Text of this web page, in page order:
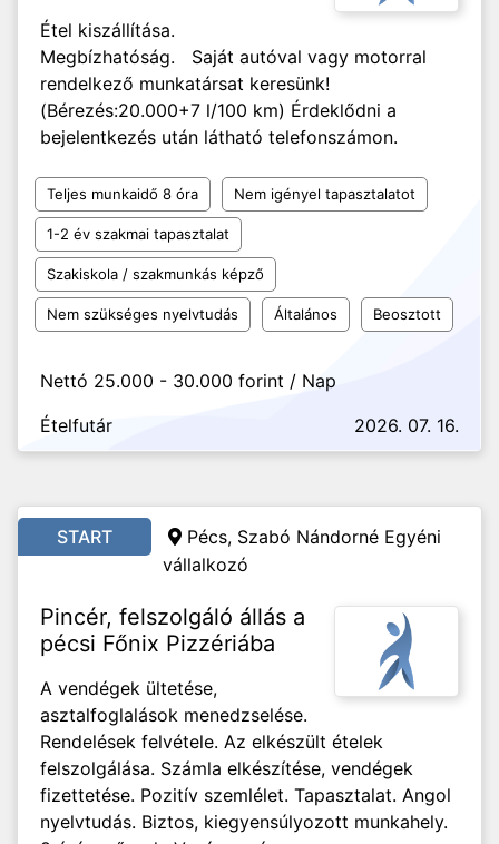
Étel kiszállítása.
Megbízhatóság. Saját autóval vagy motorral
rendelkező munkatársat keresünk!
(Bérezés:20.000+7 l/100 km) Érdeklődni a
bejelentkezés után látható telefonszámon.
Teljes munkaidő 8 óra Nem igényel tapasztalatot
1-2 év szakmai tapasztalat
Szakiskola / szakmunkás képző
Nem szükséges nyelvtudás Általános Beosztott
Nettó 25.000 - 30.000 forint / Nap
Ételfutár
2026. 07. 16.
START
Pécs, Szabó Nándorné Egyéni
vállalkozó
Pincér, felszolgáló állás a
pécsi Főnix Pizzériába
A vendégek ültetése,
asztalfoglalások menedzselése.
Rendelések felvétele. Az elkészült ételek
felszolgálása. Számla elkészítése, vendégek
fizettetése. Pozitív szemlélet. Tapasztalat. Angol
nyelvtudás. Biztos, kiegyensúlyozott munkahely.